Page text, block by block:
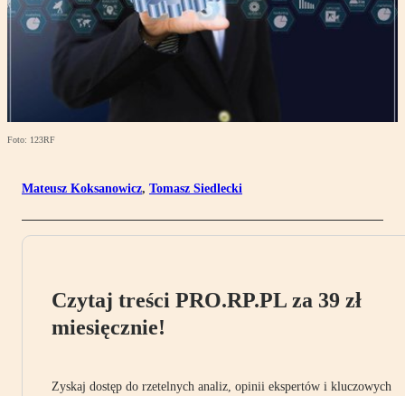
Foto: 123RF
Mateusz Koksanowicz, Tomasz Siedlecki
Czytaj treści PRO.RP.PL za 39 zł
miesięcznie!
Zyskaj dostęp do rzetelnych analiz, opinii ekspertów i kluczowych